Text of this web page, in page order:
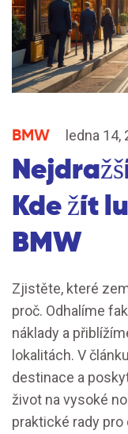
BMW ledna 14,
Kde žít
BMW
Zjistěte, které
proč. Odhalíme
náklady a
lokalitách. V
destinace a
život na vysoké
praktické rady